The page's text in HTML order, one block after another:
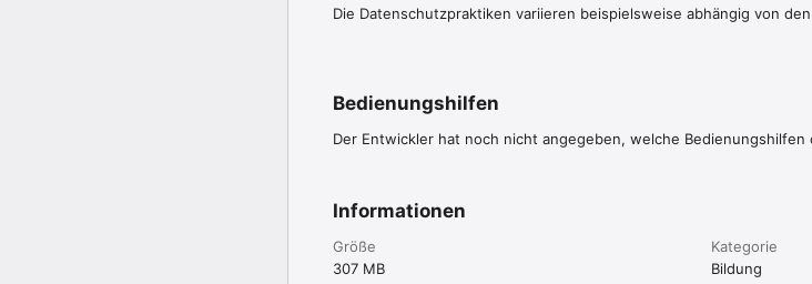
derjenigen Probanden zu überprüfen, deren Muttersprache
• In den Protokollen werden die Fragen in Englisch (mit Deutscher
Die Datenschutzpraktiken variieren beispielsweise abhängig von
Bedienungshilfen
Der Entwickler hat noch nicht angegeben, welche
Informationen
Größe
307 MB
Kategorie
Bildung